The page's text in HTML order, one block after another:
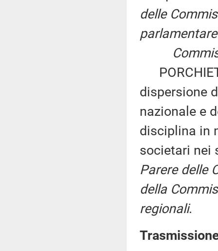
delle
dispersione
nazionale e
disciplina in
societari nei
Parere delle
della
regionali.